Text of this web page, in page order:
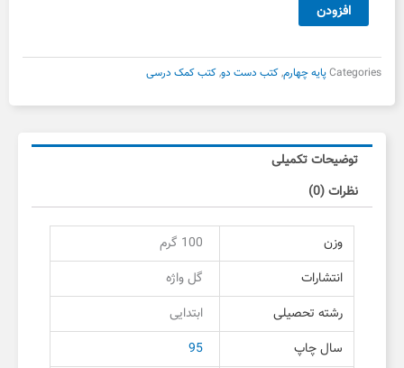
ریاضی
علوم
دوم
افزودن
Categoriesپایه چهارم,کتب دست دو,کتب کمک درسی
توضیحات تکمیلی
نظرات (0)
وزن
100 گرم
انتشارات
گل واژه
رشته تحصیلی
ابتدایی
سال چاپ
95